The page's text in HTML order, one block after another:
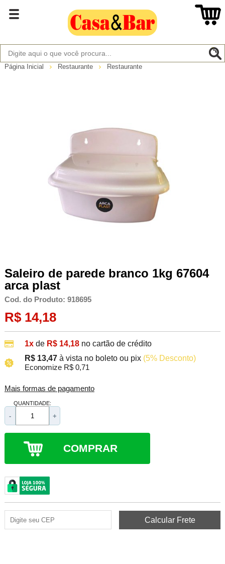
Página Inicial Restaurante Restaurante
Saleiro de parede branco 1kg 67604
arca plast
Cod. do Produto: 918695
R$ 14,18
1xde R$ 14,18 no cartão de crédito
R$ 13,47 à vista no boleto ou pix (5% Desconto)
Economize R$ 0,71
Mais formas de pagamento
QUANTIDADE:
- +
COMPRAR